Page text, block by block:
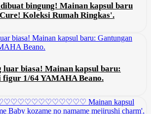
bingung! Mainan kapsul baru
Koleksi Rumah Ringkas'.
luar biasa! Mainan kapsul baru:
figur 1/64 YAMAHA Beano.